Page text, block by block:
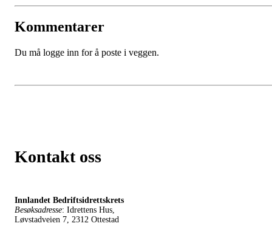
Kommentarer
Du må logge inn for å poste i veggen.
Kontakt oss
Innlandet Bedriftsidrettskrets
Besøksadresse: Idrettens Hus,
Løvstadveien 7, 2312 Ottestad